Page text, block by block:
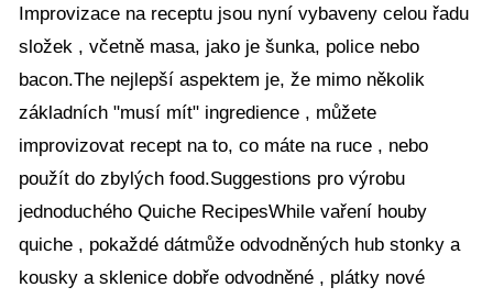
Improvizace na receptu jsou nyní vybaveny celou řadu
složek , včetně masa, jako je šunka, police nebo
bacon.The nejlepší aspektem je, že mimo několik
základních "musí mít" ingredience , můžete
improvizovat recept na to, co máte na ruce , nebo
použít do zbylých food.Suggestions pro výrobu
jednoduchého Quiche RecipesWhile vaření houby
quiche , pokaždé dátmůže odvodněných hub stonky a
kousky a sklenice dobře odvodněné , plátky nové